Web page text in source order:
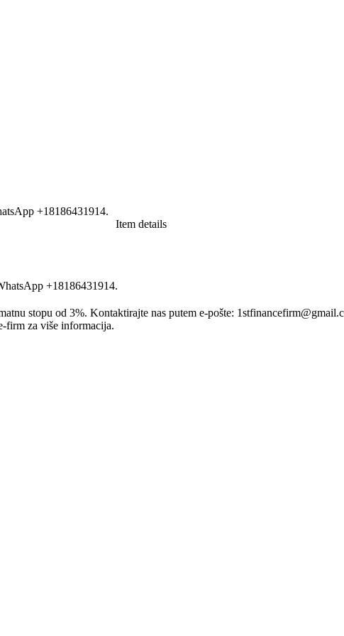
+18186431914.
Item details
+18186431914.
stopu od 3%. Kontaktirajte nas putem e-pošte:
firm za više informacija.